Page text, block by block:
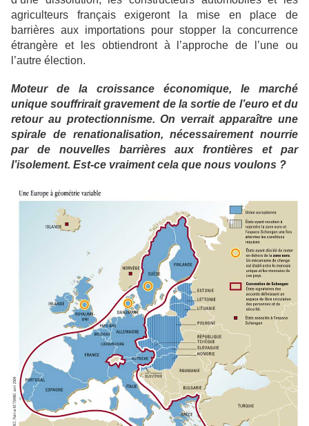
agriculteurs français exigeront la mise en place de
barrières aux importations pour stopper la concurrence
étrangère et les obtiendront à l’approche de l’une ou
l’autre élection.
Moteur de la croissance économique, le marché
unique souffrirait gravement de la sortie de l’euro et du
retour au protectionnisme. On verrait apparaître une
spirale de renationalisation, nécessairement nourrie
par de nouvelles barrières aux frontières et par
l’isolement. Est-ce vraiment cela que nous voulons ?